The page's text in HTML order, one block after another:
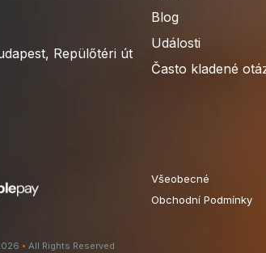
Repülőtéri út
Blog
Události
Často kladené
Všeobecné
Obchodní Podmínky
• All Rights Reserved